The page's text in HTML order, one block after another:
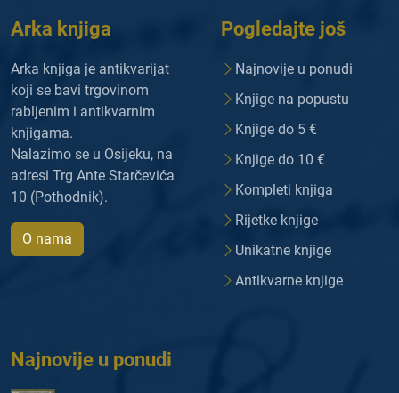
Arka knjiga
Arka knjiga je antikvarijat
koji se bavi trgovinom
rabljenim i antikvarnim
knjigama.
Nalazimo se u Osijeku, na
adresi Trg Ante Starčevića
10 (Pothodnik).
O nama
Pogledajte još
Najnovije u ponudi
Knjige na popustu
Knjige do 5 €
Knjige do 10 €
Kompleti knjiga
Rijetke knjige
Unikatne knjige
Antikvarne knjige
Najnovije u ponudi